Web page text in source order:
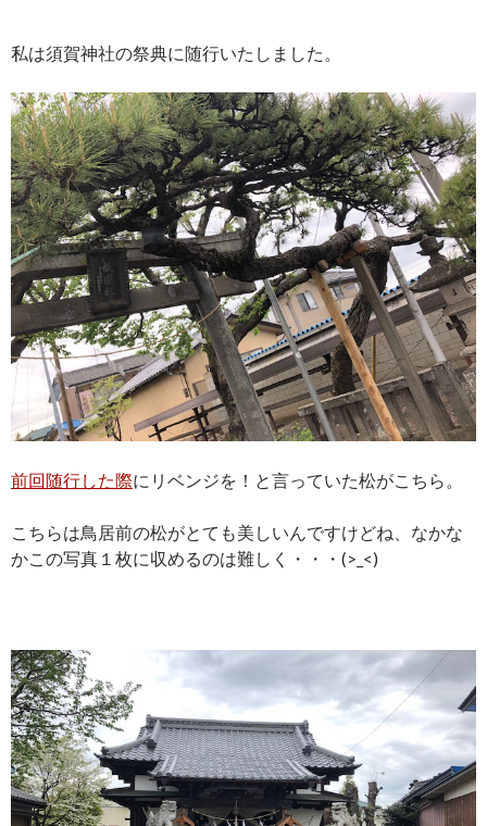
私は須賀神社の祭典に随行いたしました。
前回随行した際にリベンジを！と言っていた松がこちら。
こちらは鳥居前の松がとても美しいんですけどね、なかな
かこの写真１枚に収めるのは難しく・・・(>_<)